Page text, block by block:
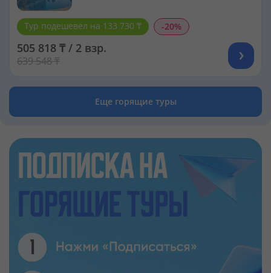
Тур подешевел на 133 730 ₸ -20%
505 818 ₸ / 2 взр.
639 548 ₸
Еще горящие туры